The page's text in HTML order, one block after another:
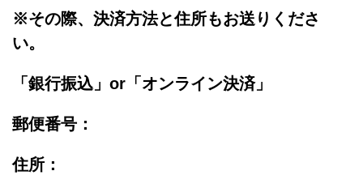
※その際、決済方法と住所もお送りくださ
い。
「銀行振込」or「 オンライン決済」
郵便番号：
住所：